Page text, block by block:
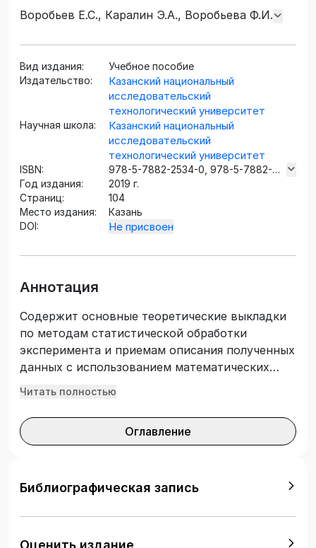
Воробьев Е.С., Каралин Э.А., Воробьева Ф.И.
Вид издания:
Учебное пособие
Издательство:
Казанский национальный
исследовательский
технологический университет
Научная школа:
Казанский национальный
исследовательский
технологический университет
ISBN:
978-5-7882-2534-0, 978-5-7882-
2535-7 (ч.1)
Год издания:
2019 г.
Страниц:
104
Место издания:
Казань
DOI:
Не присвоен
Аннотация
Содержит основные теоретические выкладки
по методам статистической обработки
эксперимента и приемам описания полученных
данных с использованием математических
зависимостей. Рассмотрены способы
создания готовых рабочих листов электронной
таблицы для их использования при решении
изучающих дисциплину «Моделирование
Подготовлено на кафедре общей химической
технологии.
Читать полностью
Оглавление
Библиографическая запись
Оценить издание